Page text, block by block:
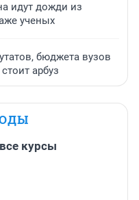
идут дожди из
ученых
бюджета вузов
арбуз
курсы